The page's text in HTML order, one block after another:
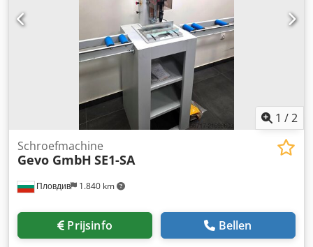
1 /2
Пловдив 1.840 km
Schroefmachine
Gevo GmbH SE1-SA
Prijsinfo Bellen